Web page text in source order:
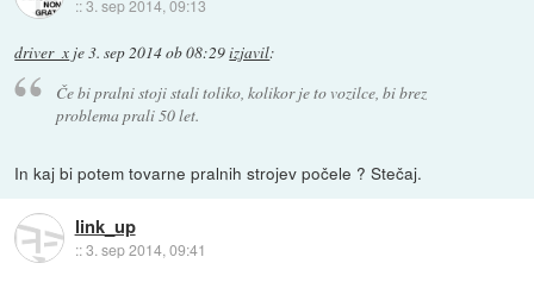
::3. sep 2014, 09:13
driver_x je3. sep 2014 ob 08:29izjavil:
Če bi pralni stoji stali toliko, kolikor je to vozilce, bi brez
problema prali 50 let.
In kaj bi potem tovarne pralnih strojev počele ? Stečaj.
link_up
::3. sep 2014, 09:41